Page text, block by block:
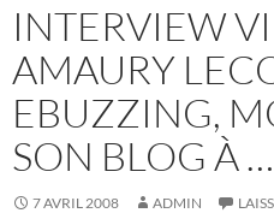
INTERVIEW
AMAURY
EBUZZING,
SON BLOG À …
7 AVRIL 2008 ADMIN